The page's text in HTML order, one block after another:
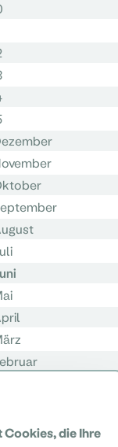
die Ihre
Errichtung des